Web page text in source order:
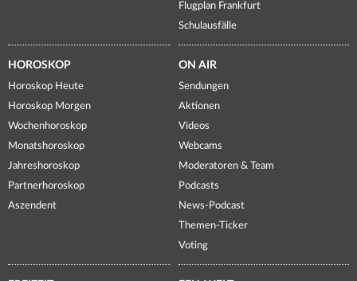
Flugplan Frankfurt
Schulausfälle
HOROSKOP
Horoskop Heute
Horoskop Morgen
Wochenhoroskop
Monatshoroskop
Jahreshoroskop
Partnerhoroskop
Aszendent
ON AIR
Sendungen
Aktionen
Videos
Webcams
Moderatoren & Team
Podcasts
News-Podcast
Themen-Ticker
Voting